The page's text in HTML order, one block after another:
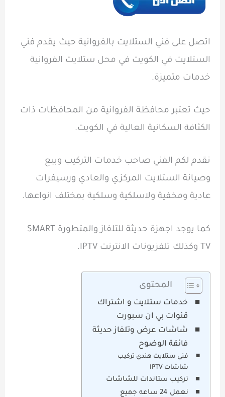
اتصل على فني الستلايت بالفروانية حيث يقدم فني
الستلايت في الكويت في محل ستلايت الفروانية
خدمات متميزة.
حيث تعتبر محافظة الفروانية من المحافظات ذات
الكثافة السكانية العالية في الكويت.
نقدم لكم الفني صاحب خدمات التركيب وبيع
وصيانة الستلايت المركزي والعادي ورسيفرات
عادية ومخفية ولاسلكية وسلكية بمختلف انواعها.
كما يوجد اجهزة حديثة للتلفاز والمتطورة SMART
TV وكذلك تلفزيونات الانترنت IPTV.
المحتوى
خدمات ستلايت و اشتراك
قنوات بي ان سبورت
شاشات عرض وتلفاز حديثة
فائقة الوضوح
فني ستلايت هندي تركيب
شاشات IPTV
تركيب ستاندات للشاشات
نعمل 24 ساعه جميع